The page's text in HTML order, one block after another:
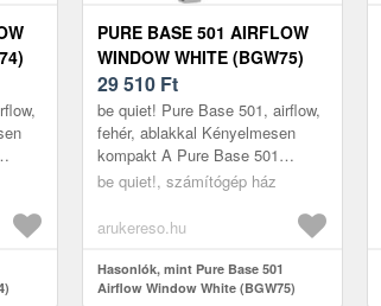
PURE BASE 501 AIRFLOW
WINDOW WHITE (BGW75)
29 510 Ft
be quiet! Pure Base 501, airflow,
fehér, ablakkal Kényelmesen
kompakt A Pure Base 501
Airflow Window White egy
be ...
be quiet!, számítógép ház
arukereso.hu
Hasonlók, mint Pure Base 501
Airflow Window White (BGW75)